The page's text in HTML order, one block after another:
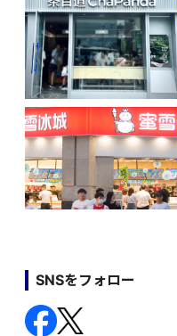
SNSをフォロー